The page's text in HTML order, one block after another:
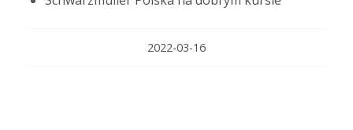
2022-03-16